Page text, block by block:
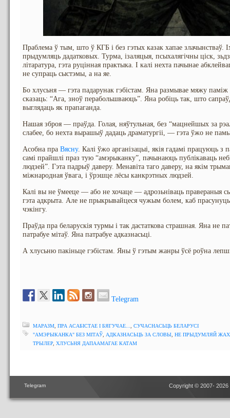
Праблема ў тым, што ў КГБ і без гэтых казак хапае злачынстваў.
прыдумляць дадатковых. Турма, ізаляцыя, псыхалягічны ціск,
літаратура, гэта руцінная практыка. І калі нехта пачынае
не супраць сыстэмы, а на яе.
Бо хлусьня — гэта падарунак гэбістам. Яна размывае мяжу
сказаць: “Ага, зноў перабольшваюць”. Яна робіць так, што
выглядаць як прапаганда.
Нашая зброя — праўда. Голая, няўтульная, без “мацнейшых за
слабее, бо нехта вырашыў дадаць драматургіі, — гэта ўжо не
Асобна пра Вясну. Калі ўжо арганізацыі, якія гадамі працуюць з
самі прайшлі праз тую “амэрыканку”, пачынаюць публікаваць
людзей”. Гэта падрыў даверу. Менавіта таго даверу, на якім
міжнародная ўвага, і ўрэшце лёсы канкрэтных людзей.
Калі вы не ўмееце — або не хочаце — адрозьніваць правераныя
гэта адкрыта. Але не прыкрывайцеся чужым болем, каб прасунуць
чэкінгу.
Праўда пра беларускія турмы і так дастаткова страшная. Яна не
патрабуе мітаў. Яна патрабуе адказнасьці.
А хлусьню пакіньце гэбістам. Яны ў гэтым жанры ўсё роўна
Telegram
МАРАЗМ ПРА АСАБІСТАЕ І БЯГУЧАЕ...
СУЧАСНАСЬЦЬ БЕЛАРУСІ
"АМЭРЫКАНКА" БЕЗ МІТАЎ
АДКАЗНАСЬЦЬ ЗА СЛОВЫ НЕ ПРЫДУМЛЯЙ ЖАХ
ТРЫЛЕР ХЛУСЬНЯ ДАПААМАГАЕ КАТАМ
Telegram Copyright © 2007- 2026